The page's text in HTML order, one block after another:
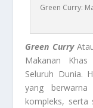
Green Curry:
Green Curry
Makanan
Seluruh Dunia.
yang
kompleks, serta